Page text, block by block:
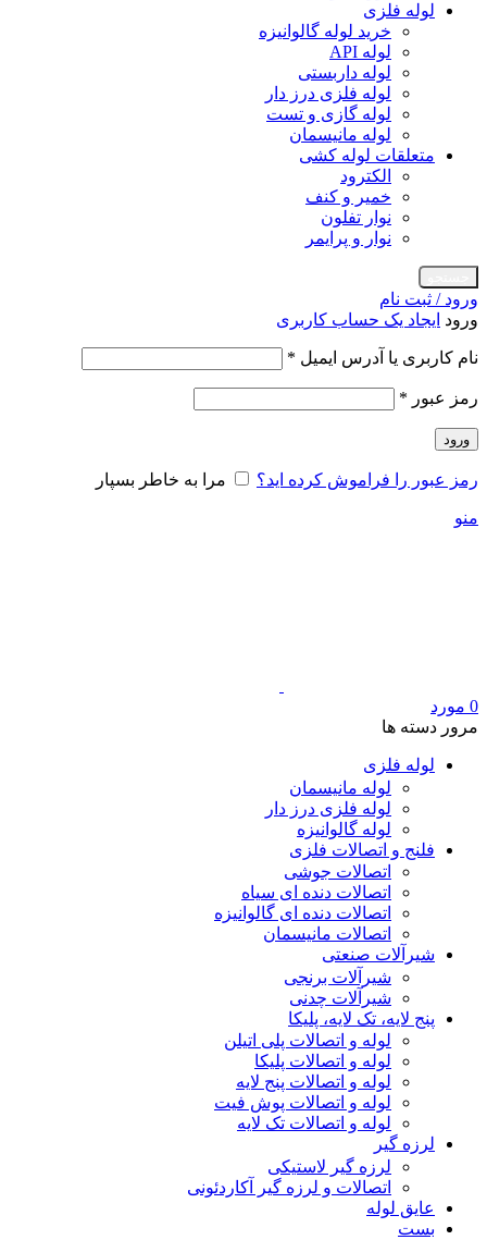
لوله فلزی
خرید لوله گالوانیزه
لوله API
لوله داربستی
لوله فلزی درز دار
لوله گازی و تست
لوله مانیسمان
متعلقات لوله کشی
الکترود
خمیر و کنف
نوار تفلون
نوار و پرایمر
ورود / ثبت نام
ورود ایجاد یک حساب کاربری
نام کاربری یا آدرس ایمیل *
رمز عبور *
ورود
رمز عبور را فراموش کرده اید؟ مرا به خاطر بسپار
منو
0 مورد
مرور دسته ها
لوله فلزی
لوله مانیسمان
لوله فلزی درز دار
لوله گالوانیزه
فلنج و اتصالات فلزی
اتصالات جوشی
اتصالات دنده ای سیاه
اتصالات دنده ای گالوانیزه
اتصالات مانیسمان
شیرآلات صنعتی
شیرآلات برنجی
شیرآلات چدنی
پنج لایه، تک لایه، پلیکا
لوله و اتصالات پلی اتیلن
لوله و اتصالات پلیکا
لوله و اتصالات پنج لایه
لوله و اتصالات پوش فیت
لوله و اتصالات تک لایه
لرزه گیر
لرزه گیر لاستیکی
اتصالات و لرزه گیر آکاردئونی
عایق لوله
بست